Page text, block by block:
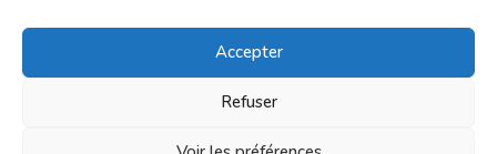
Accepter
Refuser
pharmacie Carnus (rue Marcellin-
du 11 au 14 septembre :